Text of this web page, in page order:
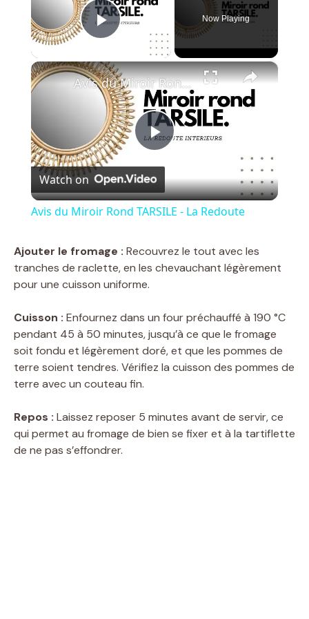
Play Video
Now Playing
×
P
l
y
V
i
e
Avis du Miroir Rond TARSILE - La Redoute
Watch on
Avis du Miroir Rond TARSILE - La Redoute
Ajouter le fromage : Recouvrez le tout avec les
tranches de raclette, en les chevauchant légèrement
pour une cuisson uniforme.
Cuisson : Enfournez dans un four préchauffé à 190 °C
pendant 45 à 50 minutes, jusqu’à ce que le fromage
soit fondu et légèrement doré, et que les pommes de
terre soient tendres. Vérifiez la cuisson des pommes de
terre avec un couteau fin.
Repos : Laissez reposer 5 minutes avant de servir, ce
qui permet au fromage de bien se fixer et à la tartiflette
de ne pas s’effondrer.